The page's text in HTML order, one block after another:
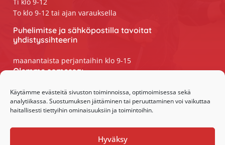
Käytämme evästeitä sivuston toiminnoissa, optimoimisessa sekä
analytiikassa. Suostumuksen jättäminen tai peruuttaminen voi vaikuttaa
haitallisesti tiettyihin ominaisuuksiin ja toimintoihin.
Hyväksy
To klo 9-12 tai ajan varauksella
Puhelimitse ja sähköpostilla tavoitat
yhdistyssihteerin
maanantaista perjantaihin klo 9-15
Olemme somessa:
Facebook
Instagram